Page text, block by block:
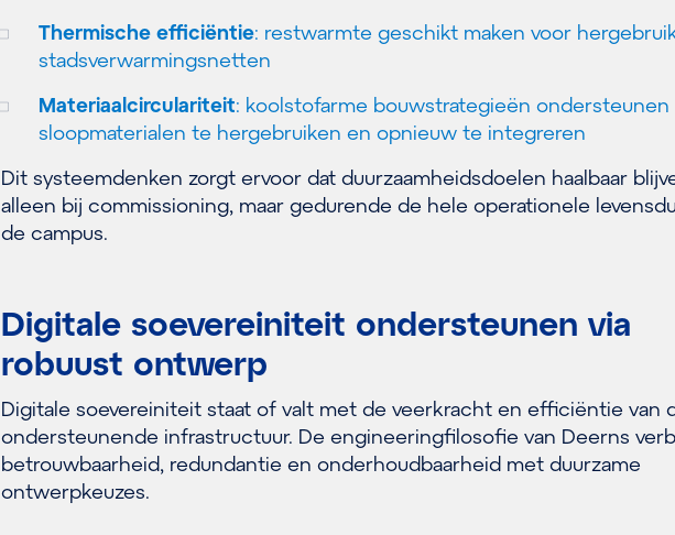
Thermische efficiëntie: restwarmte geschikt maken voor
stadsverwarmingsnetten
Materiaalcirculariteit: koolstofarme bouwstrategieën
sloopmaterialen te hergebruiken en opnieuw te integreren
Dit systeemdenken zorgt ervoor dat duurzaamheidsdoelen haalbaar
alleen bij commissioning, maar gedurende de hele operationele
de campus.
Digitale soevereiniteit ondersteunen via
robuust ontwerp
Digitale soevereiniteit staat of valt met de veerkracht en efficiëntie van
ondersteunende infrastructuur. De engineeringfilosofie van Deerns
betrouwbaarheid, redundantie en onderhoudbaarheid met duurzame
ontwerpkeuzes.